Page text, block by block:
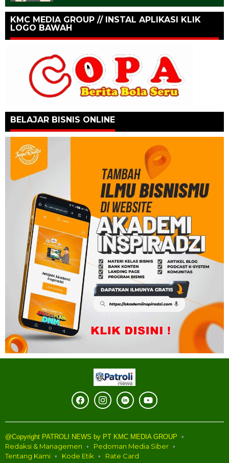
KMC MEDIA GROUP // INSTAL APLIKASI KLIK
LOGO BAWAH
BELAJAR BISNIS ONLINE
@Copyright PATROLI NEWS by PT KMC MEDIA GROUP
Redaksi & Managemen
Pedoman Media Siber
Tentang Kami
Kode Etik Rate Card